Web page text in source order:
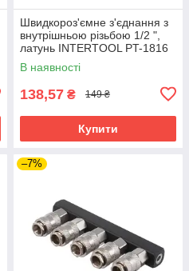
Швидкороз'ємне з'єднання з
внутрішньою різьбою 1/2 ",
латунь INTERTOOL PT-1816
В наявності
138,57 ₴ 149 ₴
Купити
–7%